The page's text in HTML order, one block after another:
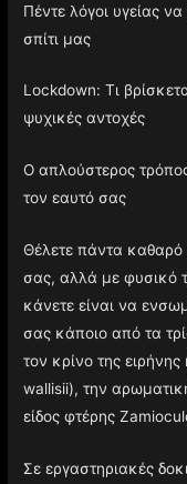
Πέντε λόγοι υγείας
σπίτι μας
Lockdown: Τι
ψυχικές αντοχές
Ο απλούστερος
τον εαυτό σας
Θέλετε πάντα καθαρό
σας, αλλά με φυσικό
κάνετε είναι να
σας κάποιο από τα
τον κρίνο της
wallisii), την
είδος φτέρης
Σε εργαστηριακές